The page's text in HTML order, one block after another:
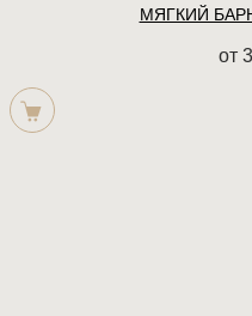
МЯГКИЙ
от